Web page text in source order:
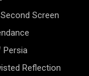
Screen
Persia
Reflection